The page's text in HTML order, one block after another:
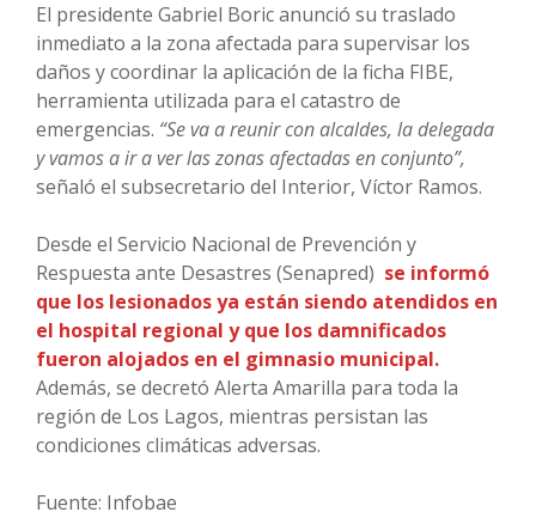
El presidente Gabriel Boric anunció su traslado
inmediato a la zona afectada para supervisar los
daños y coordinar la aplicación de la ficha FIBE,
herramienta utilizada para el catastro de
emergencias. “Se va a reunir con alcaldes, la delegada
y vamos a ir a ver las zonas afectadas en conjunto”,
señaló el subsecretario del Interior, Víctor Ramos.
Desde el Servicio Nacional de Prevención y
Respuesta ante Desastres (Senapred) se informó
que los lesionados ya están siendo atendidos en
el hospital regional y que los damnificados
fueron alojados en el gimnasio municipal.
Además, se decretó Alerta Amarilla para toda la
región de Los Lagos, mientras persistan las
condiciones climáticas adversas.
Fuente: Infobae